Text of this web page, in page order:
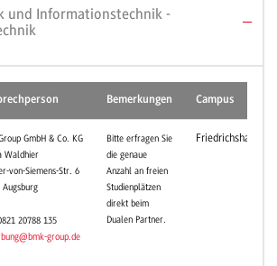
und Informationstechnik -
Bemerkungen Campus
GmbH & Co. KG
Waldhier
von-Siemens-Str. 6
Augsburg
20788 135
group.de
Bitte erfragen Sie
die genaue
Anzahl an freien
Studienplätzen
direkt beim
Dualen Partner.
Friedrichshafen